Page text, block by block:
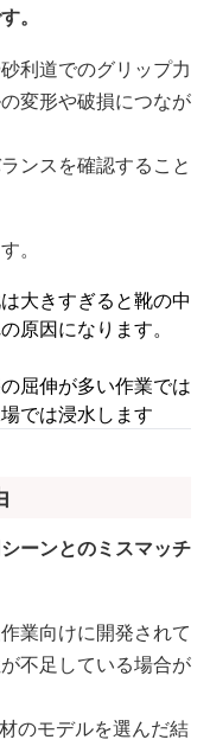
。
利道でのグリップ力
変形や破損につなが
ンスを確認すること
。
は大きすぎると靴の中
原因になります。
屈伸が多い作業では
では浸水します
ーンとのミスマッチ
業向けに開発されて
不足している場合が
のモデルを選んだ結